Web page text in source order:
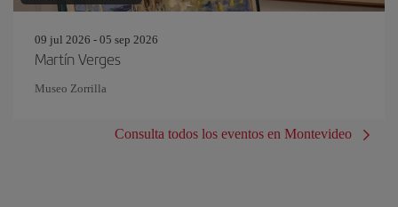
09 jul 2026 - 05 sep 2026
Martín Verges
Museo Zorrilla
Consulta todos los eventos en Montevideo